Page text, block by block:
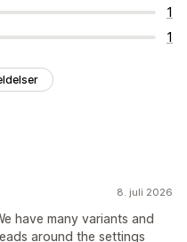
1
1
8. juli 2026
have many variants and
around the settings